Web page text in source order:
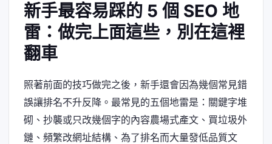
新手最容易踩的 5 個 SEO 地
雷：做完上面這些，別在這裡
翻車
照著前面的技巧做完之後，新手還會因為幾個常見錯
誤讓排名不升反降。最常見的五個地雷是：關鍵字堆
砌、抄襲或只改幾個字的內容農場式產文、買垃圾外
鏈、頻繁改網址結構、為了排名而大量發低品質文